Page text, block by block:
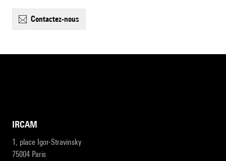
contactez-nous
IRCAM
1, place Igor-Stravinsky
75004 Paris